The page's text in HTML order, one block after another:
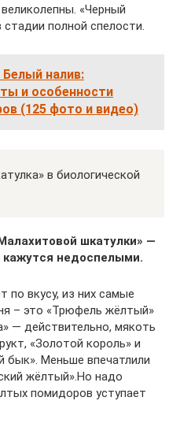
«Черный
полной спелости.
налив:
и особенности
(125 фото и видео)
в биологической
шкатулки» —
кажутся недоспелыми.
по вкусу, из них самые
– это «Трюфель жёлтый»
— действительно, мякоть
«Золотой король» и
бык». Меньше впечатлили
жёлтый».Но надо
помидоров уступает